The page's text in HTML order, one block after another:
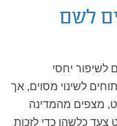
לשם
לשיפור יחסי
לשינוי מסוים, אך
מצפים מהמדינה
צעד כלשהו כדי לזכות